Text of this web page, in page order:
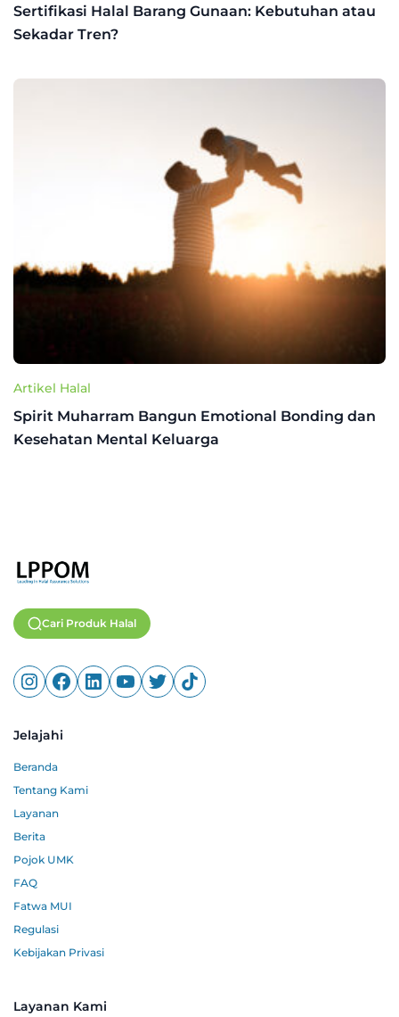
Sertifikasi Halal Barang Gunaan: Kebutuhan atau
Sekadar Tren?
Artikel Halal
Spirit Muharram Bangun Emotional Bonding dan
Kesehatan Mental Keluarga
Cari Produk Halal
Jelajahi
Beranda
Tentang Kami
Layanan
Berita
Pojok UMK
FAQ
Fatwa MUI
Regulasi
Kebijakan Privasi
Layanan Kami